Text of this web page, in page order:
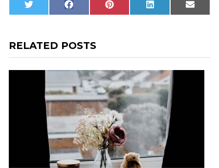
Share
on
Share
on
Facebook Share
on
Pinterest Share
on
LinkedIn Share
on
Email
RELATED POSTS